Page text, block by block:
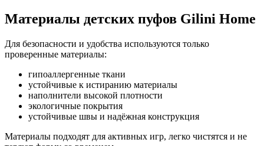
Материалы детских пуфов Gilini Home
Для безопасности и удобства используются только
проверенные материалы:
гипоаллергенные ткани
устойчивые к истиранию материалы
наполнители высокой плотности
экологичные покрытия
устойчивые швы и надёжная конструкция
Материалы подходят для активных игр, легко чистятся и не